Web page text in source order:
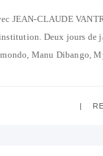
JEAN-CLAUDE
Deux jours de
Manu Dibango,